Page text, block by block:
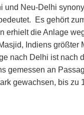
und Neu-Delhi
Es gehört
erhielt die Anlage
Indiens
nach Delhi ist nach
gemessen an
gewachsen, bis